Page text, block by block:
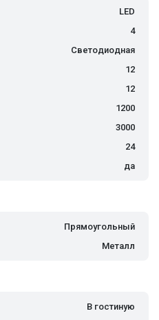
LED
4
Светодиодная
12
12
1200
3000
24
да
Прямоугольный
Металл
В гостиную